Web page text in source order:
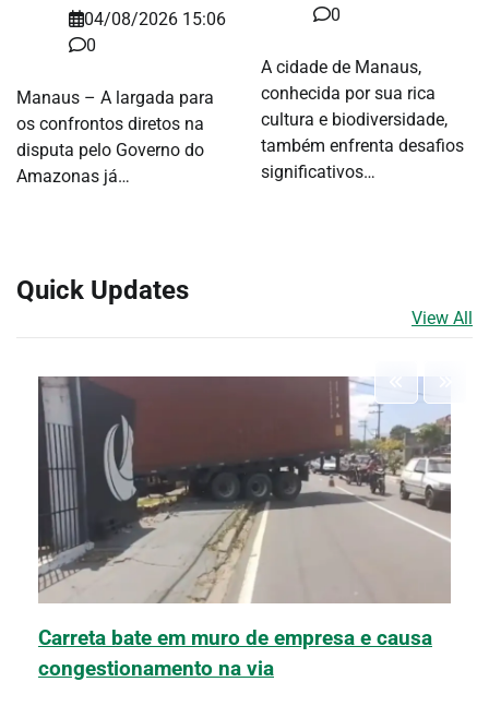
04/08/2026 15:06
0
Manaus – A largada para
os confrontos diretos na
disputa pelo Governo do
Amazonas já…
0
A cidade de Manaus,
conhecida por sua rica
cultura e biodiversidade,
também enfrenta desafios
significativos…
Quick Updates
View All
Carreta bate em muro de empresa e causa
congestionamento na via